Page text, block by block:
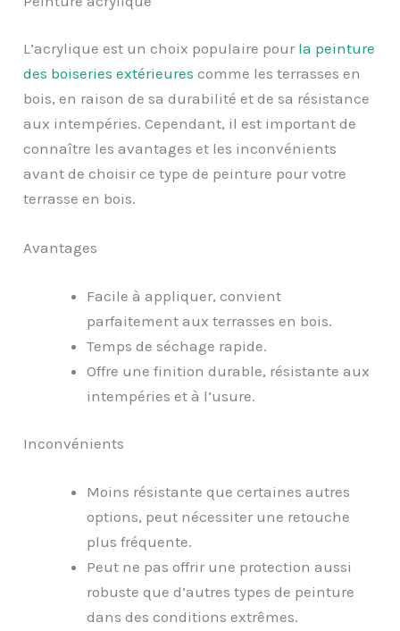
L’acrylique est un choix populaire pour la peinture
des boiseries extérieures comme les terrasses en
bois, en raison de sa durabilité et de sa résistance
aux intempéries. Cependant, il est important de
connaître les avantages et les inconvénients
avant de choisir ce type de peinture pour votre
terrasse en bois.
Avantages
Facile à appliquer, convient
parfaitement aux terrasses en bois.
Temps de séchage rapide.
Offre une finition durable, résistante aux
intempéries et à l’usure.
Inconvénients
Moins résistante que certaines autres
options, peut nécessiter une retouche
plus fréquente.
Peut ne pas offrir une protection aussi
robuste que d’autres types de peinture
dans des conditions extrêmes.